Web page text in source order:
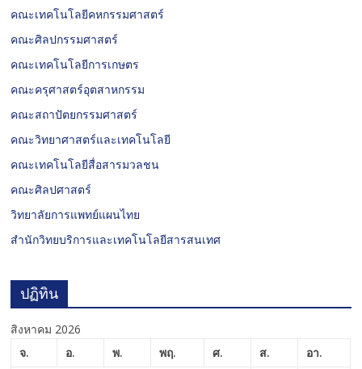
คณะเทคโนโลยีคหกรรมศาสตร์
คณะศิลปกรรมศาสตร์
คณะเทคโนโลยีการเกษตร
คณะครุศาสตร์อุตสาหกรรม
คณะสถาปัตยกรรมศาสตร์
คณะวิทยาศาสตร์และเทคโนโลยี
คณะเทคโนโลยีสื่อสารมวลชน
คณะศิลปศาสตร์
วิทยาลัยการแพทย์แผนไทย
สำนักวิทยบริการและเทคโนโลยีสารสนเทศ
ปฏิทิน
สิงหาคม 2026
จ.
อ. พ. พฤ. ศ. ส. อา.